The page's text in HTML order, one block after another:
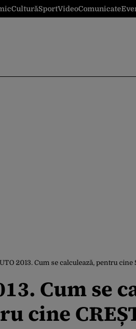
CulturăSportVideoComunicate
2013. Cum se calculează, pentru cine
Cum se
cine